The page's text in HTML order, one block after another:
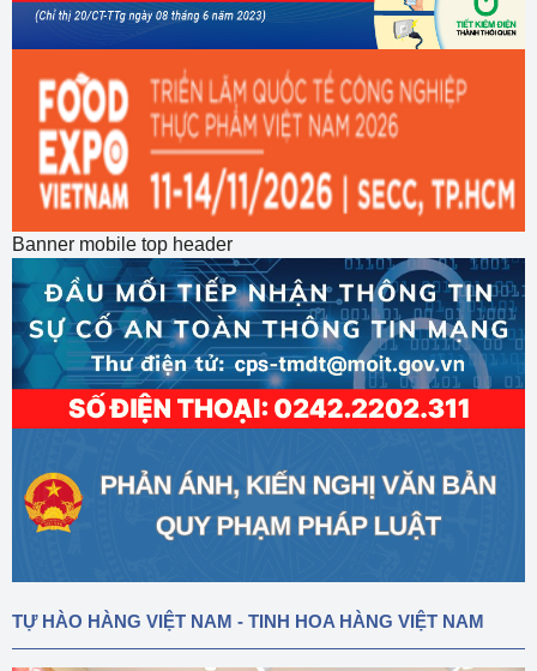
quản lý, phát triển cụm công nghiệp
Ngày ban hành: 01/08/2026
Banner mobile top header
TỰ HÀO HÀNG VIỆT NAM - TINH HOA HÀNG VIỆT NAM